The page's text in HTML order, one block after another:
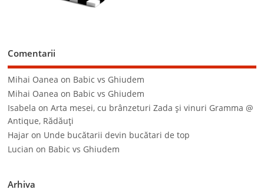
Comentarii
Mihai Oanea on Babic vs Ghiudem
Mihai Oanea on Babic vs Ghiudem
Isabela onArta mesei, cu brânzeturi Zada şi vinuri Gramma @
Antique, Rădăuţi
Hajar on Unde bucătarii devin bucătari de top
Lucian on Babic vs Ghiudem
Arhiva